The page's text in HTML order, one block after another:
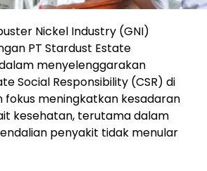
Nickel Industry (GNI)
PT Stardust Estate
menyelenggarakan
Social Responsibility (CSR) di
fokus meningkatkan kesadaran
kesehatan, terutama dalam
penyakit tidak menular